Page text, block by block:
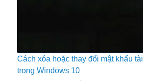
Cách xóa hoặc thay đổi mật khẩu
trong Windows 10